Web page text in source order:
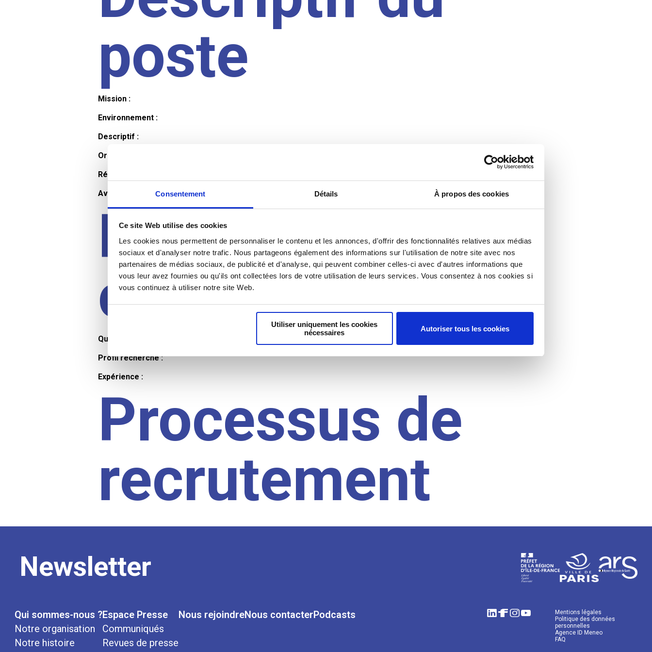
Consentement Détails À propos des cookies
Ce site Web utilise des cookies
Les cookies nous permettent de personnaliser le contenu et les annonces, d'offrir des fonctionnalités relatives aux médias
sociaux et d'analyser notre trafic. Nous partageons également des informations sur l'utilisation de notre site avec nos
partenaires de médias sociaux, de publicité et d'analyse, qui peuvent combiner celles-ci avec d'autres informations que
vous leur avez fournies ou qu'ils ont collectées lors de votre utilisation de leurs services. Vous consentez à nos cookies si
vous continuez à utiliser notre site Web.
Utiliser uniquement les cookies
nécessaires
Autoriser tous les cookies
poste
Mission :
Environnement :
Descriptif :
Organisation et horaires :
Rémunération :
Avantages :
Profil du
candidat
Qualifications et diplômes :
Profil recherché :
Expérience :
Processus de
recrutement
Newsletter
Qui sommes-nous ?
Notre organisation
Notre histoire
Espace Presse
Communiqués
Revues de presse
Nous rejoindreNous contacterPodcasts
Mentions légales
Politique des données
personnelles
Agence ID Meneo
FAQ